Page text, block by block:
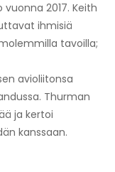
2017. Keith
ihmisiä
tavoilla;
avioliitonsa
Thurman
ja kertoi
kanssaan.